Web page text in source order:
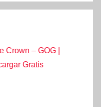
Crown – GOG |
Gratis